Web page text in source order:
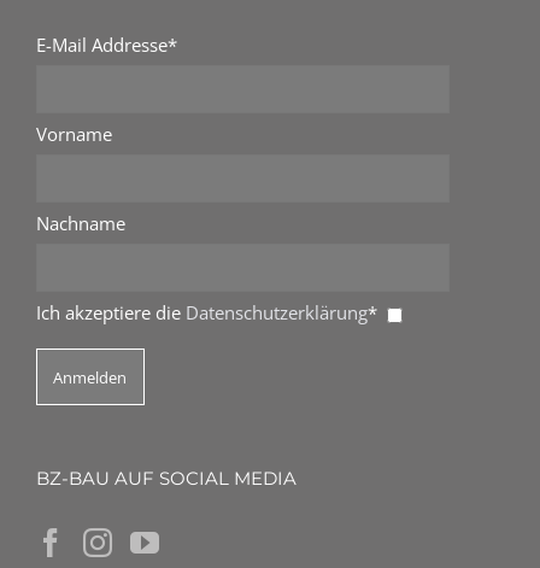
E-Mail Addresse*
Vorname
Nachname
Ich akzeptiere die Datenschutzerklärung*
BZ-BAU AUF SOCIAL MEDIA